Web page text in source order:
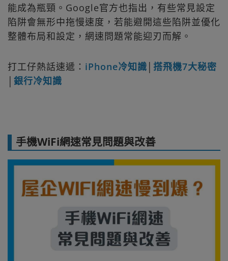
能成為瓶頸。Google官方也指出，有些常見設定
陷阱會無形中拖慢速度，若能避開這些陷阱並優化
整體布局和設定，網速問題常能迎刃而解。
打工仔熱話速遞： iPhone冷知識 搭飛機7大秘密
銀行冷知識
手機WiFi網速常見問題與改善